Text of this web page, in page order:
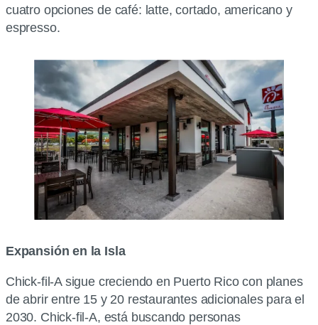
cuatro opciones de café: latte, cortado, americano y
espresso.
Expansión en la Isla
Chick-fil-A sigue creciendo en Puerto Rico con planes
de abrir entre 15 y 20 restaurantes adicionales para el
2030. Chick-fil-A, está buscando personas